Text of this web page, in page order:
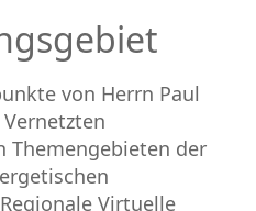
von Herrn Paul
Themengebieten der
Virtuelle